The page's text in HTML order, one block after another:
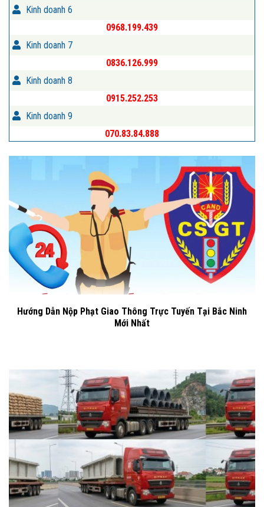
Kinh doanh 6
0968.199.439
Kinh doanh 7
0836.126.999
Kinh doanh 8
0915.252.253
Kinh doanh 9
070.83.84.888
Hướng Dẫn Nộp Phạt Giao Thông Trực Tuyến Tại Bắc Ninh
Mới Nhất